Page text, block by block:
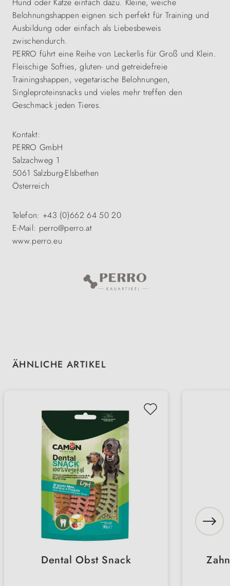
Hund oder Katze einfach dazu. Kleine, weiche
Belohnungshappen eignen sich perfekt für Training und
Ausbildung oder einfach als Liebesbeweis
zwischendurch.
PERRO führt eine Reihe von Leckerlis für Groß und Klein.
Fleischige Softies, gluten- und getreidefreie
Trainingshappen, vegetarische Belohnungen,
Singleproteinsnacks und vieles mehr treffen den
Geschmack jeden Tieres.
Kontakt:
PERRO GmbH
Salzachweg 1
5061 Salzburg-Elsbethen
Österreich
Telefon: +43 (0)662 64 50 20
E-Mail: perro@perro.at
www.perro.eu
Produktgalerie überspringen
ÄHNLICHE ARTIKEL
Dental Obst Snack